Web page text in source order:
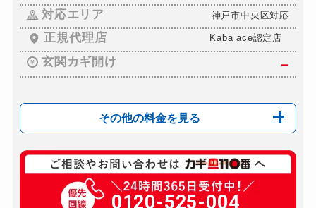
対応エリア 神戸市中央区対応
正規代理店 Kaba ace認定店
玄関カギ開け ー
その他の料金を見る
玄関カギ複製 550円(税込)～
玄関カギ交換 16,500円～(税込)
0120-525-004